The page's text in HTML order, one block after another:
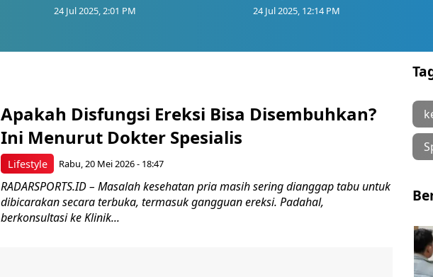
24 Jul 2025, 2:01 PM 24 Jul 2025, 12:14 PM
Lifestyle
Apakah Disfungsi Ereksi Bisa Disembuhkan?
Ini Menurut Dokter Spesialis
Rabu, 20 Mei 2026 - 18:47
RADARSPORTS.ID – Masalah kesehatan pria masih sering dianggap tabu untuk
dibicarakan secara terbuka, termasuk gangguan ereksi. Padahal,
berkonsultasi ke Klinik...